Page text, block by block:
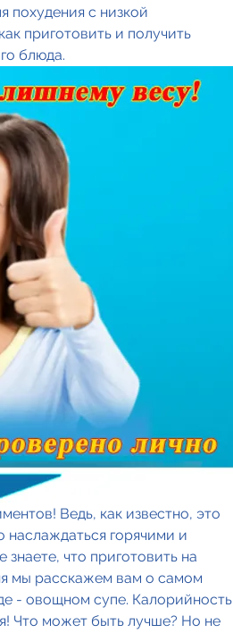
похудения с низкой
приготовить и получить
блюда.
Ведь, как известно, это
наслаждаться горячими и
что приготовить на
мы расскажем вам о самом
- овощном супе. Калорийность
Что может быть лучше? Но не